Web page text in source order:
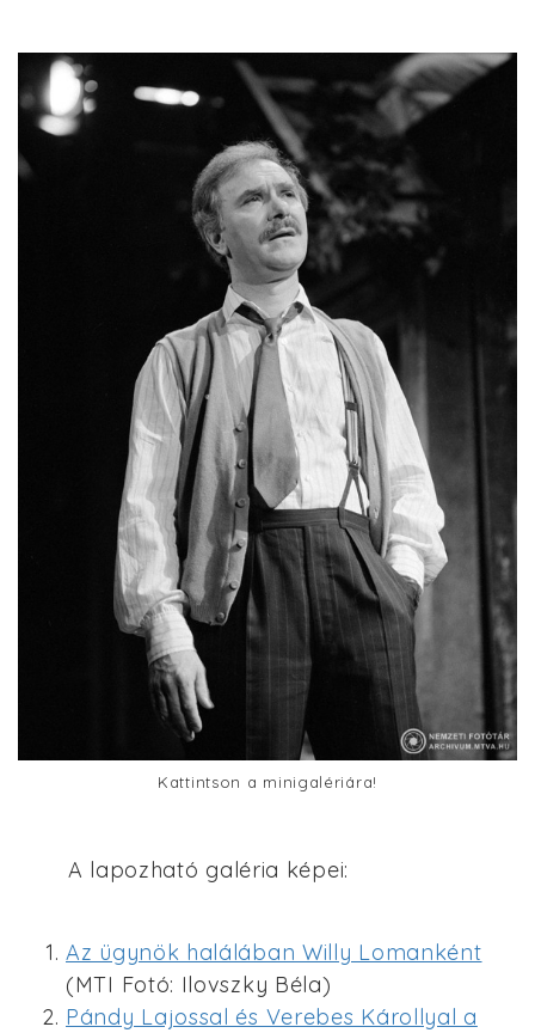
Kattintson a minigalériára!
A lapozható galéria képei:
Az ügynök halálában Willy Lomanként
(MTI Fotó: Ilovszky Béla)
Pándy Lajossal és Verebes Károllyal a